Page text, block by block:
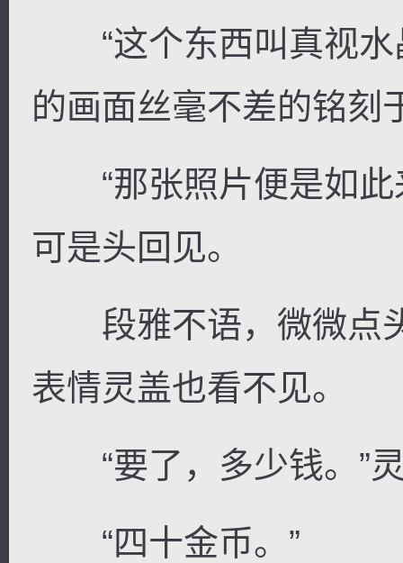
“这个东西叫真视水
的画面丝毫不差的铭刻
“那张照片便是如此
可是头回见。
段雅不语，微微点
表情灵盖也看不见。
“要了，多少钱。”
“四十金币。”